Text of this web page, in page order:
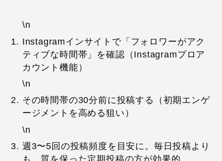
\n
Instagramインサイトで「フォロワーがアク
ティブな時間帯」を確認（Instagramプロア
カウント機能）
\n
その時間帯の30分前に投稿する（初期エンゲ
ージメントを高める狙い）
\n
週3〜5回の投稿頻度を目安に。毎日投稿より